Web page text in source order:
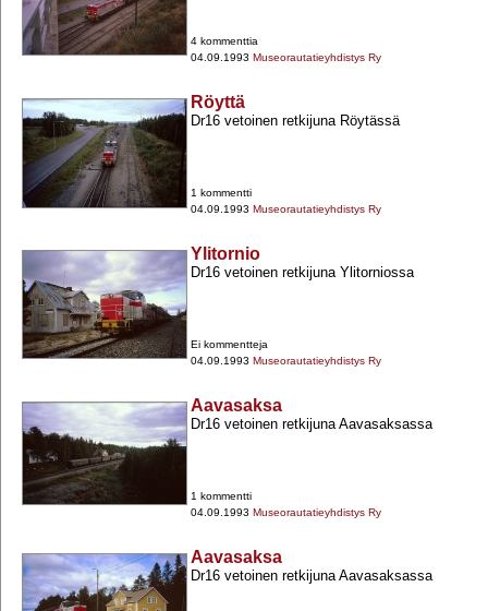
4 kommenttia
04.09.1993 Museorautatieyhdistys Ry
Röyttä
Dr16 vetoinen retkijuna Röytässä
1 kommentti
04.09.1993 Museorautatieyhdistys Ry
Ylitornio
Dr16 vetoinen retkijuna Ylitorniossa
Ei kommentteja
04.09.1993 Museorautatieyhdistys Ry
Aavasaksa
Dr16 vetoinen retkijuna Aavasaksassa
1 kommentti
04.09.1993 Museorautatieyhdistys Ry
Aavasaksa
Dr16 vetoinen retkijuna Aavasaksassa